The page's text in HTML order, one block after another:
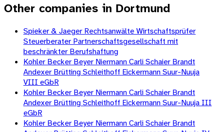
Other companies in Dortmund
Spieker & Jaeger Rechtsanwälte Wirtschaftsprüfer
Steuerberater Partnerschaftsgesellschaft mit
beschränkter Berufshaftung
Kohler Becker Beyer Niermann Carli Schaier Brandt
Andexer Brütting Schleithoff Eickermann Suur-Nuuja
VIII eGbR
Kohler Becker Beyer Niermann Carli Schaier Brandt
Andexer Brütting Schleithoff Eickermann Suur-Nuuja III
eGbR
Kohler Becker Beyer Niermann Carli Schaier Brandt